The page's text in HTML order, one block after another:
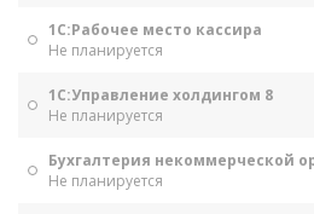
1С:Рабочее место кассира
Не планируется
1С:Управление холдингом 8
Не планируется
Бухгалтерия некоммерческой
Не планируется